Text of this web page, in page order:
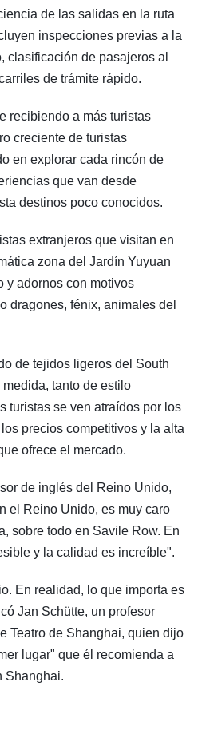
de las salidas en la ruta
inspecciones previas a la
clasificación de pasajeros al
de trámite rápido.
recibiendo a más turistas
creciente de turistas
en explorar cada rincón de
que van desde
destinos poco conocidos.
extranjeros que visitan en
zona del Jardín Yuyuan
y adornos con motivos
dragones, fénix, animales del
de tejidos ligeros del South
tanto de estilo
turistas se ven atraídos por los
precios competitivos y la alta
ofrece el mercado.
de inglés del Reino Unido,
el Reino Unido, es muy caro
sobre todo en Savile Row. En
y la calidad es increíble".
En realidad, lo que importa es
Jan Schütte, un profesor
Teatro de Shanghai, quien dijo
lugar" que él recomienda a
Shanghai.